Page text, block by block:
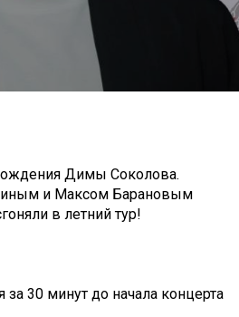
Димы Соколова.
и Максом Барановым
в летний тур!
за 30 минут до начала концерта